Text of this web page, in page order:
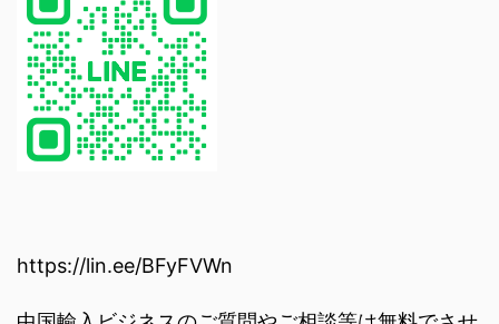
https://lin.ee/BFyFVWn